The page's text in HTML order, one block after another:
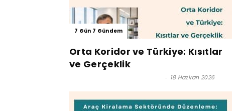
7 Gün 7 Gündem
Orta Koridor ve Türkiye: Kısıtlar
ve Gerçeklik
- 18 Haziran 2026